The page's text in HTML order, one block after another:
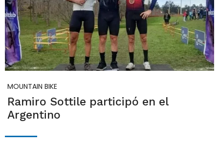
MOUNTAIN BIKE
Ramiro Sottile participó en el
Argentino